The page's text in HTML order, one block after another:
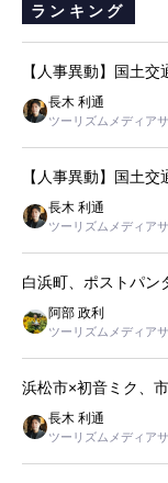
ランキング
【人事異動】国土
長木 利通
ツーリズムメディア
【人事異動】国土
長木 利通
ツーリズムメディア
白浜町、ポストパン
阿部 政利
ツーリズムメディア
浜松市×初音ミク、
長木 利通
ツーリズムメディア